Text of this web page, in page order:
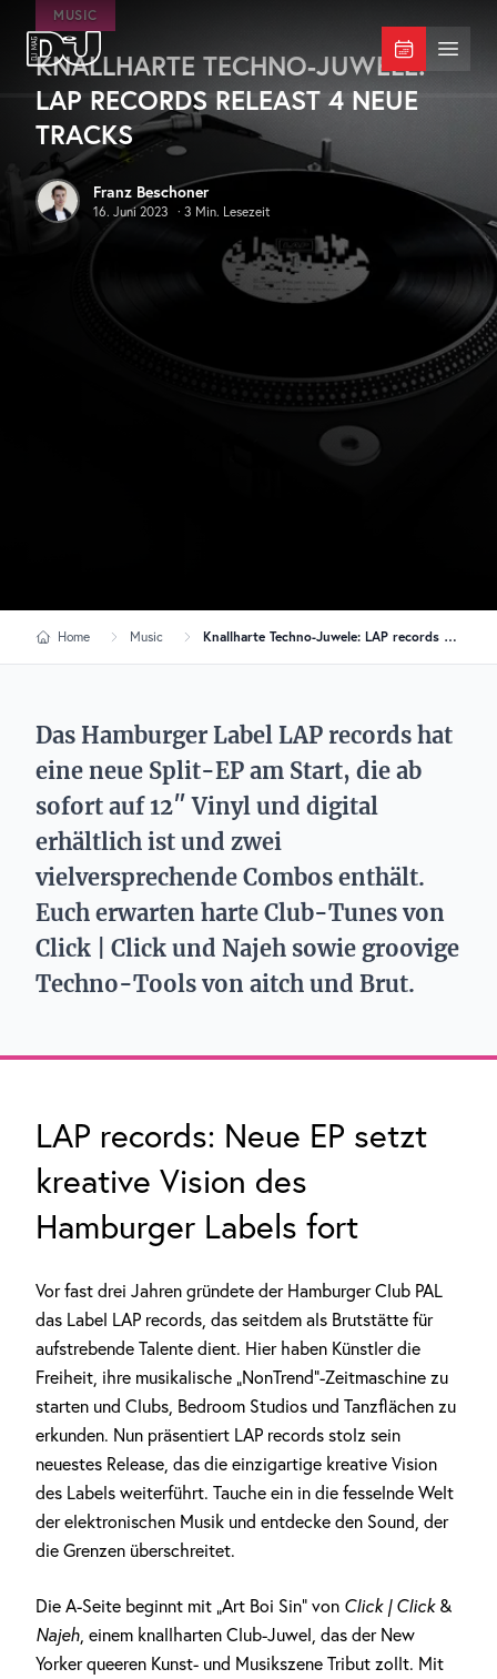
Zum Hauptinhalt springen
DJ Mag Germany Menü
MUSIC
KNALLHARTE TECHNO-JUWELE:
LAP RECORDS RELEAST 4 NEUE
TRACKS
Franz Beschoner
16. Juni 2023 · 3 Min. Lesezeit
Home Music Knallharte Techno-Juwele: LAP records releast 4 neue Tracks
Das Hamburger Label LAP records hat
eine neue Split-EP am Start, die ab
sofort auf 12″ Vinyl und digital
erhältlich ist und zwei
vielversprechende Combos enthält.
Euch erwarten harte Club-Tunes von
Click | Click und Najeh sowie groovige
Techno-Tools von aitch und Brut.
LAP records: Neue EP setzt
kreative Vision des
Hamburger Labels fort
Vor fast drei Jahren gründete der Hamburger Club PAL
das Label LAP records, das seitdem als Brutstätte für
aufstrebende Talente dient. Hier haben Künstler die
Freiheit, ihre musikalische „NonTrend“-Zeitmaschine zu
starten und Clubs, Bedroom Studios und Tanzflächen zu
erkunden. Nun präsentiert LAP records stolz sein
neuestes Release, das die einzigartige kreative Vision
des Labels weiterführt. Tauche ein in die fesselnde Welt
der elektronischen Musik und entdecke den Sound, der
die Grenzen überschreitet.
Die A-Seite beginnt mit „Art Boi Sin“ von Click | Click&
Najeh, einem knallharten Club-Juwel, das der New
Yorker queeren Kunst- und Musikszene Tribut zollt. Mit